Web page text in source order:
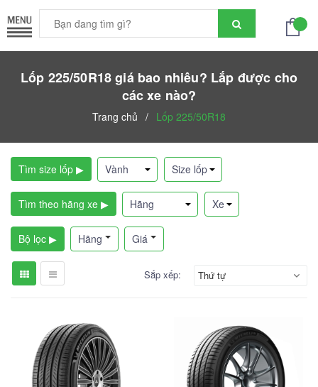
Lốp 225/50R18 giá bao nhiêu? Lắp được cho
các xe nào?
Trang chủ / Lốp 225/50R18
Tìm size lốp ▶
Tìm theo hãng xe ▶
Bộ lọc ▶ Hãng Giá
Sắp xếp: Thứ tự